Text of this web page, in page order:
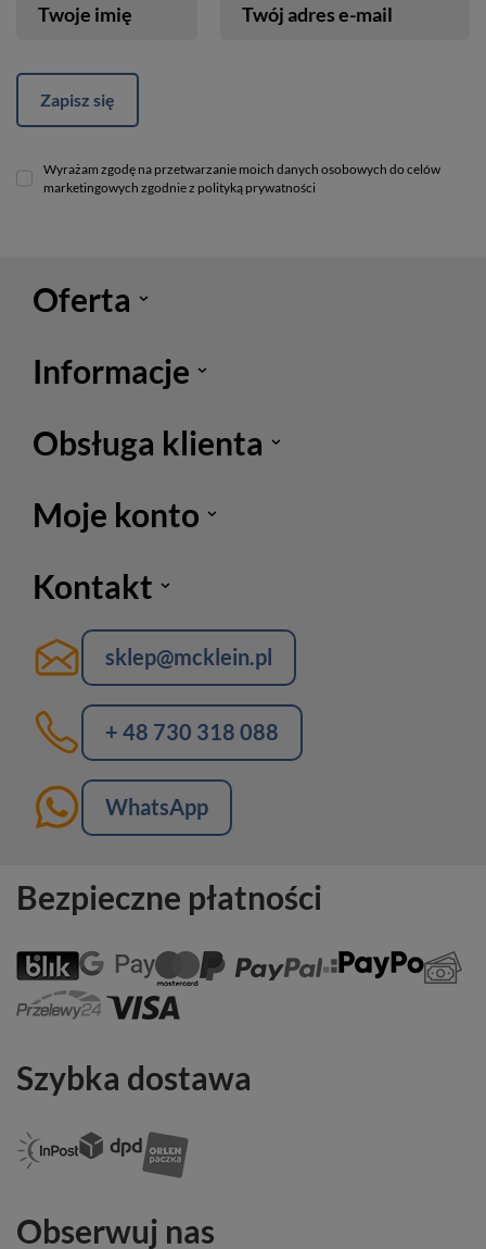
Twoje imię Twój adres e-mail
Zapisz się
Wyrażam zgodę na przetwarzanie moich danych osobowych do celów
marketingowych zgodnie z polityką prywatności
Oferta
Informacje
Obsługa klienta
Moje konto
Kontakt
sklep@mcklein.pl
+ 48 730 318 088
WhatsApp
Bezpieczne płatności
Szybka dostawa
Obserwuj nas